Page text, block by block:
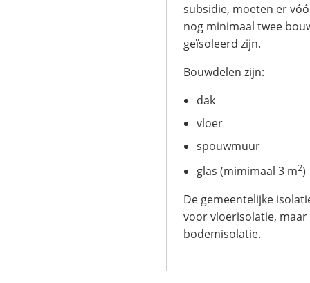
subsidie, moeten er
nog minimaal twee
geïsoleerd zijn.
Bouwdelen zijn:
dak
vloer
spouwmuur
glas (mimimaal 3 m2)
De gemeentelijke
voor vloerisolatie,
bodemisolatie.